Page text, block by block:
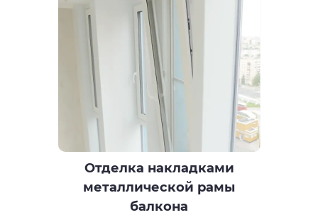
Отделка накладками
металлической рамы
балкона